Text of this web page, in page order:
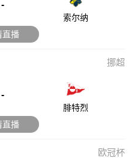
-
索尔纳
直播
挪超
-
腓特烈
直播
欧冠杯